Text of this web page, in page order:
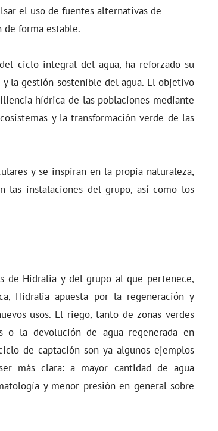
el uso de fuentes alternativas de
de forma estable.
ciclo integral del agua, ha reforzado su
la gestión sostenible del agua. El objetivo
hídrica de las poblaciones mediante
y la transformación verde de las
y se inspiran en la propia naturaleza,
las instalaciones del grupo, así como los
de Hidralia y del grupo al que pertenece,
Hidralia apuesta por la regeneración y
usos. El riego, tanto de zonas verdes
o la devolución de agua regenerada en
de captación son ya algunos ejemplos
más clara: a mayor cantidad de agua
y menor presión en general sobre